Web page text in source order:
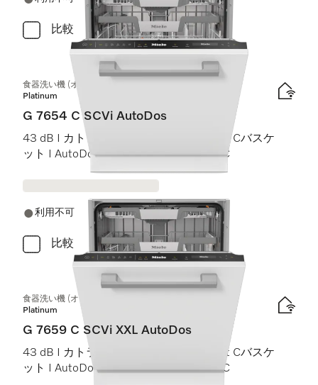
比較
食器洗い機 (オールドア材取付専用タイプ)
Platinum
G 7654 C SCVi AutoDos
43 dB I カトラリートレイ I ExtraComfort Cバスケ
ット I AutoDos I 高温洗浄・すすぎ 75 °C
利用不可
比較
食器洗い機 (オールドア材取付専用タイプ) XXL
Platinum
G 7659 C SCVi XXL AutoDos
43 dB I カトラリートレイ I ExtraComfort Cバスケ
ット I AutoDos I 高温洗浄・すすぎ 75 °C